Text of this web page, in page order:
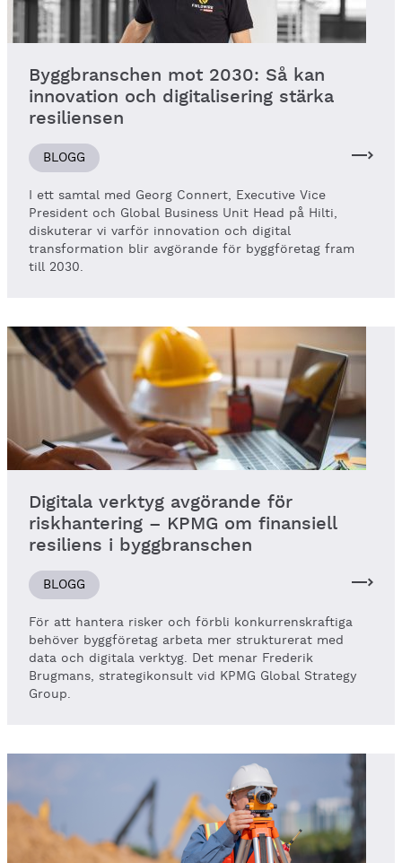
Byggbranschen mot 2030: Så kan
innovation och digitalisering stärka
resiliensen
BLOGG
I ett samtal med Georg Connert, Executive Vice
President och Global Business Unit Head på Hilti,
diskuterar vi varför innovation och digital
transformation blir avgörande för byggföretag fram
till 2030.
Digitala verktyg avgörande för
riskhantering – KPMG om finansiell
resiliens i byggbranschen
BLOGG
För att hantera risker och förbli konkurrenskraftiga
behöver byggföretag arbeta mer strukturerat med
data och digitala verktyg. Det menar Frederik
Brugmans, strategikonsult vid KPMG Global Strategy
Group.